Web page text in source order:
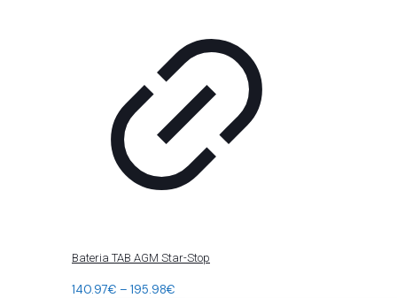
Bateria TAB AGM Star-Stop
140.97€ – 195.98€